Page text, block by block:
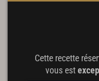
Cette recette
vous est